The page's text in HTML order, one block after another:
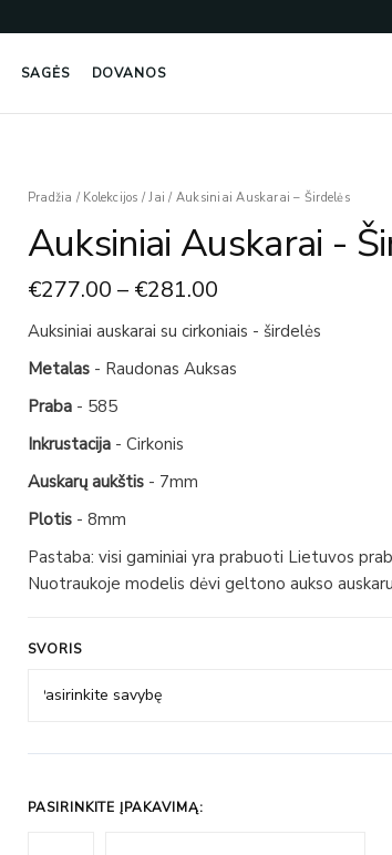
SAGĖS DOVANOS
Pradžia / Kolekcijos / Jai /Auksiniai Auskarai – Širdelės
Auksiniai Auskarai -
€277.00 – €281.00
Price
€277.00
€281.00
Auksiniai auskarai su cirkoniais - širdelės
Metalas- Raudonas Auksas
Praba- 585
Inkrustacija- Cirkonis
Auskarų aukštis- 7mm
Plotis- 8mm
Pastaba: visi gaminiai yra prabuoti Lietuvos
Nuotraukoje modelis dėvi geltono aukso
SVORIS
PASIRINKITE ĮPAKAVIMĄ:
produkto
Auksiniai
-
Širdelės